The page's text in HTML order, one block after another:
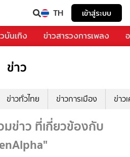
TH เข้าสู่ระบบ
บันเทิง ข่าวสารวงการเพลง
ข่าว
ข่าวทั่วไทย ข่าวการเมือง ข่าว
มข่าว ที่เกี่ยวข้องกับ